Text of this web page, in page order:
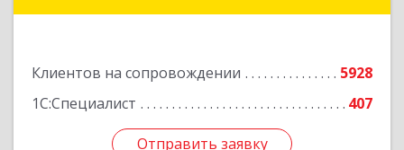
Клиентов на сопровождении
5928
1С:Специалист
407
Отправить заявку
Подробнее
Отправить заявку